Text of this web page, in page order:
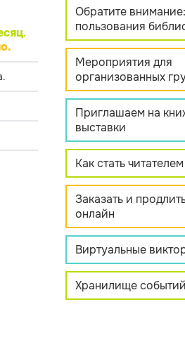
.
Обратите
пользования
Мероприятия для
организованных
Приглашаем на
выставки
Как стать читателем
Заказать и
онлайн
Виртуальные
Хранилище событий